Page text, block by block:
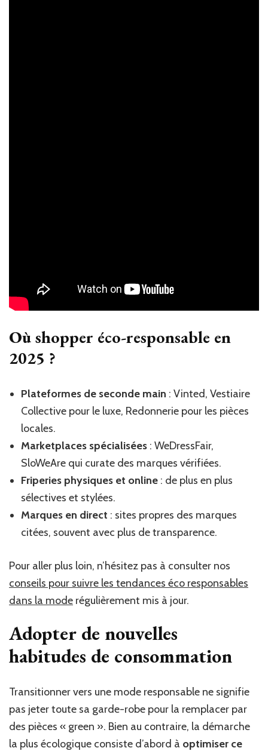
Où shopper éco-responsable en
2025 ?
Plateformes de seconde main : Vinted, Vestiaire
Collective pour le luxe, Redonnerie pour les pièces
locales.
Marketplaces spécialisées : WeDressFair,
SloWeAre qui curate des marques vérifiées.
Friperies physiques et online : de plus en plus
sélectives et stylées.
Marques en direct : sites propres des marques
citées, souvent avec plus de transparence.
Pour aller plus loin, n’hésitez pas à consulter nos
conseils pour suivre les tendances éco responsables
dans la mode régulièrement mis à jour.
Adopter de nouvelles
habitudes de consommation
Transitionner vers une mode responsable ne signifie
pas jeter toute sa garde-robe pour la remplacer par
des pièces « green ». Bien au contraire, la démarche
la plus écologique consiste d’abord à optimiser ce